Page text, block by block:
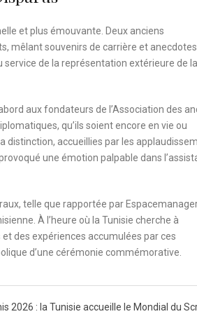
et plus émouvante. Deux anciens
mêlant souvenirs de carrière et anecdotes
de la représentation extérieure de la
aux fondateurs de l’Association des
qu’ils soient encore en vie ou
distinction, accueillies par les
une émotion palpable dans
telle que rapportée par
À l’heure où la Tunisie cherche à
des expériences accumulées par ces
d’une cérémonie commémorative.
2026 : la Tunisie accueille le Mondial du